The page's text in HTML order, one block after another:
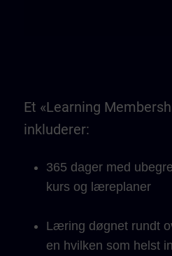
Et «Learning
inkluderer:
365 dager med
kurs og læreplaner
Læring døgnet rundt
en hvilken som helst